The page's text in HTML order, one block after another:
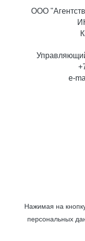
ООО
e-
Нажимая на
персональных